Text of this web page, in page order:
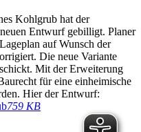
Kohlgrub hat der
Entwurf gebilligt. Planer
auf Wunsch der
Die neue Variante
Mit der Erweiterung
für eine einheimische
Hier der Entwurf:
759 KB